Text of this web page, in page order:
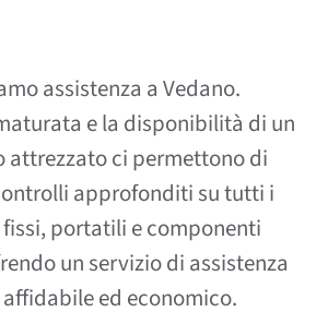
assistenza a Vedano.
e la disponibilità di un
attrezzato ci permettono di
approfonditi su tutti i
portatili e componenti
un servizio di assistenza
ed economico.